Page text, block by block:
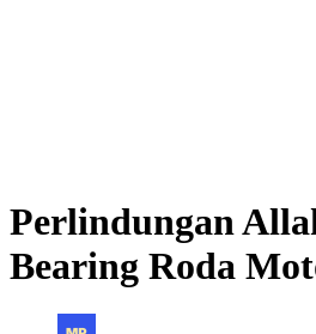
Perlindungan
Bearing Roda